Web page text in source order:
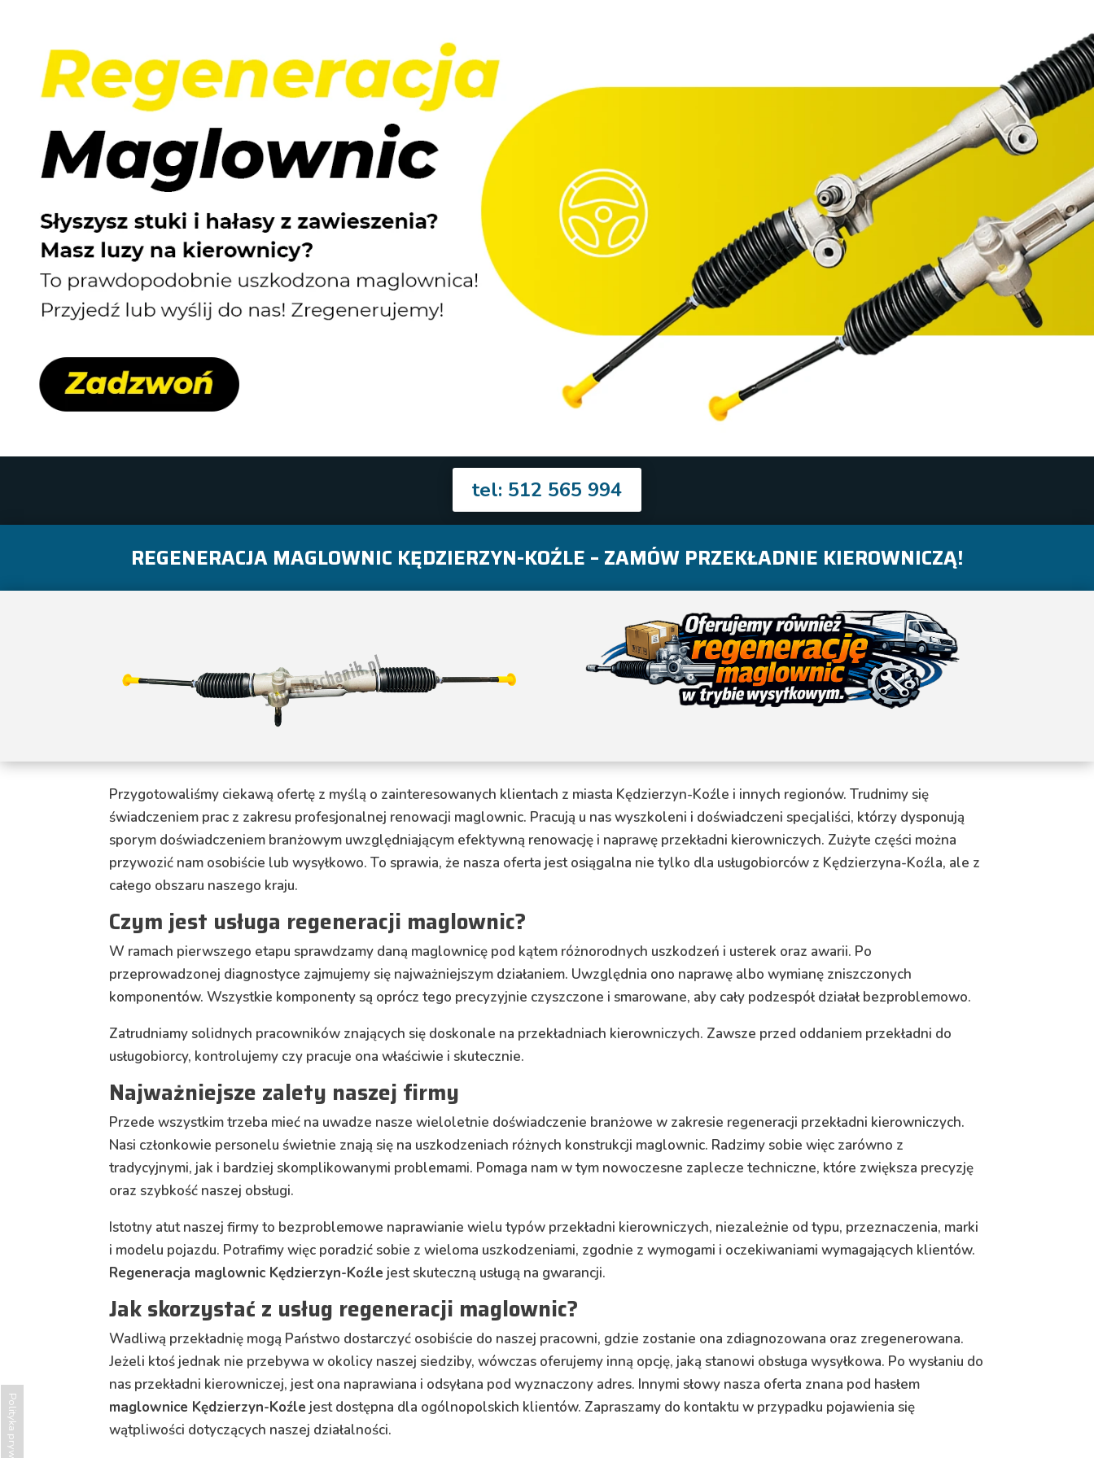
tel: 512 565 994
REGENERACJA MAGLOWNIC KĘDZIERZYN-KOŹLE – ZAMÓW PRZEKŁADNIE KIEROWNICZĄ!
Przygotowaliśmy ciekawą ofertę z myślą o zainteresowanych klientach z miasta Kędzierzyn-Koźle i innych regionów. Trudnimy się
świadczeniem prac z zakresu profesjonalnej renowacji maglownic. Pracują u nas wyszkoleni i doświadczeni specjaliści, którzy dysponują
sporym doświadczeniem branżowym uwzględniającym efektywną renowację i naprawę przekładni kierowniczych. Zużyte części można
przywozić nam osobiście lub wysyłkowo. To sprawia, że nasza oferta jest osiągalna nie tylko dla usługobiorców z Kędzierzyna-Koźla, ale z
całego obszaru naszego kraju.
Czym jest usługa regeneracji maglownic?
W ramach pierwszego etapu sprawdzamy daną maglownicę pod kątem różnorodnych uszkodzeń i usterek oraz awarii. Po
przeprowadzonej diagnostyce zajmujemy się najważniejszym działaniem. Uwzględnia ono naprawę albo wymianę zniszczonych
komponentów. Wszystkie komponenty są oprócz tego precyzyjnie czyszczone i smarowane, aby cały podzespół działał bezproblemowo.
Zatrudniamy solidnych pracowników znających się doskonale na przekładniach kierowniczych. Zawsze przed oddaniem przekładni do
usługobiorcy, kontrolujemy czy pracuje ona właściwie i skutecznie.
Najważniejsze zalety naszej firmy
Przede wszystkim trzeba mieć na uwadze nasze wieloletnie doświadczenie branżowe w zakresie regeneracji przekładni kierowniczych.
Nasi członkowie personelu świetnie znają się na uszkodzeniach różnych konstrukcji maglownic. Radzimy sobie więc zarówno z
tradycyjnymi, jak i bardziej skomplikowanymi problemami. Pomaga nam w tym nowoczesne zaplecze techniczne, które zwiększa precyzję
oraz szybkość naszej obsługi.
Istotny atut naszej firmy to bezproblemowe naprawianie wielu typów przekładni kierowniczych, niezależnie od typu, przeznaczenia, marki
i modelu pojazdu. Potrafimy więc poradzić sobie z wieloma uszkodzeniami, zgodnie z wymogami i oczekiwaniami wymagających klientów.
Regeneracja maglownic Kędzierzyn-Koźle jest skuteczną usługą na gwarancji.
Jak skorzystać z usług regeneracji maglownic?
Wadliwą przekładnię mogą Państwo dostarczyć osobiście do naszej pracowni, gdzie zostanie ona zdiagnozowana oraz zregenerowana.
Jeżeli ktoś jednak nie przebywa w okolicy naszej siedziby, wówczas oferujemy inną opcję, jaką stanowi obsługa wysyłkowa. Po wysłaniu do
nas przekładni kierowniczej, jest ona naprawiana i odsyłana pod wyznaczony adres. Innymi słowy nasza oferta znana pod hasłem
maglownice Kędzierzyn-Koźle jest dostępna dla ogólnopolskich klientów. Zapraszamy do kontaktu w przypadku pojawienia się
wątpliwości dotyczących naszej działalności.